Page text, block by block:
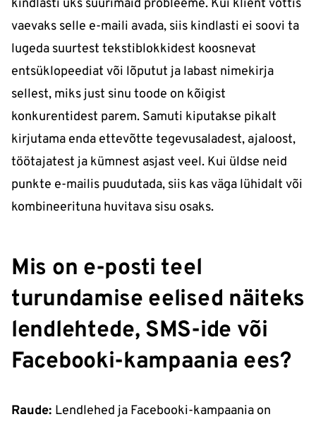
kindlasti üks suurimaid probleeme. Kui klient võttis
vaevaks selle e-maili avada, siis kindlasti ei soovi ta
lugeda suurtest tekstiblokkidest koosnevat
entsüklopeediat või lõputut ja labast nimekirja
sellest, miks just sinu toode on kõigist
konkurentidest parem. Samuti kiputakse pikalt
kirjutama enda ettevõtte tegevusaladest, ajaloost,
töötajatest ja kümnest asjast veel. Kui üldse neid
punkte e-mailis puudutada, siis kas väga lühidalt või
kombineerituna huvitava sisu osaks.
Mis on e-posti teel
turundamise eelised näiteks
lendlehtede, SMS-ide või
Facebooki-kampaania ees?
Raude: L​endlehed ja Facebooki-kampaania on